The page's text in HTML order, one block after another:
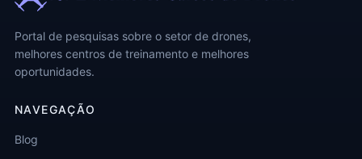
Portal de pesquisas sobre o setor de drones,
melhores centros de treinamento e melhores
oportunidades.
NAVEGAÇÃO
Blog